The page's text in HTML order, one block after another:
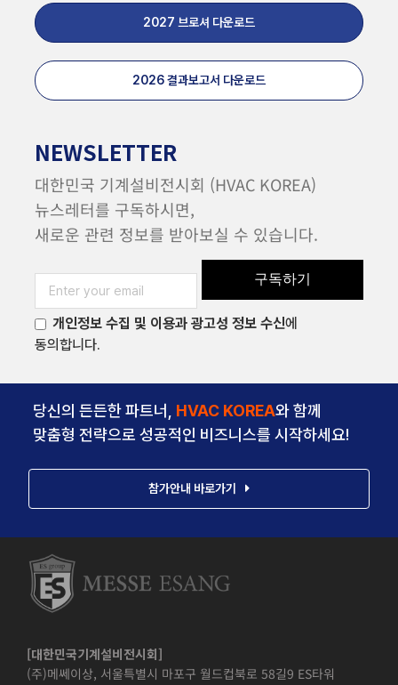
2027 브로셔 다운로드
2026 결과보고서 다운로드
NEWSLETTER
대한민국 기계설비전시회 (HVAC KOREA)
뉴스레터를 구독하시면,
새로운 관련 정보를 받아보실 수 있습니다.
구독하기
개인정보 수집 및 이용과 광고성 정보 수신에
동의합니다.
당신의 든든한 파트너, HVAC KOREA와 함께
맞춤형 전략으로 성공적인 비즈니스를 시작하세요!
참가안내 바로가기
[대한민국기계설비전시회]
(주)메쎄이상, 서울특별시 마포구 월드컵북로 58길9 ES타워